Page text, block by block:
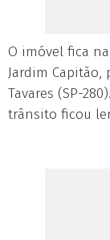
O imóvel fica
Jardim Capitão,
Tavares (SP-
trânsito ficou